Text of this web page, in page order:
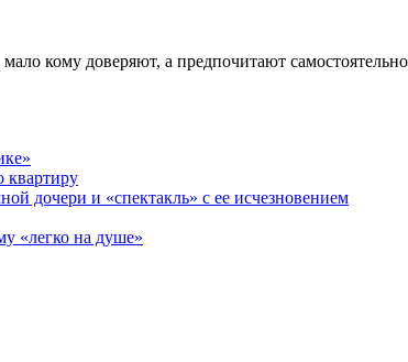
кому доверяют, а предпочитают
дочери и «спектакль» с ее исчезновением
«легко на душе»